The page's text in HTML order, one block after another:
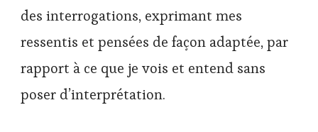
des interrogations, exprimant mes
ressentis et pensées de façon adaptée, par
rapport à ce que je vois et entend sans
poser d’interprétation.